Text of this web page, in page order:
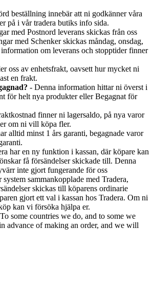
beställning innebär att ni godkänner våra
på i vår tradera butiks info sida.
med Postnord leverans skickas från oss
med Schenker skickas måndag, onsdag,
om leverans och stopptider finner
oss av enhetsfrakt, oavsett hur mycket ni
en frakt.
- Denna information hittar ni överst i
för helt nya produkter eller Begagnat för
finner ni lagersaldo, på nya varor
om ni vill köpa fler.
alltid minst 1 års garanti, begagnade varor
har en ny funktion i kassan, där köpare kan
få försändelser skickade till. Denna
inte gjort fungerande för oss
system sammankopplade med Tradera,
skickas till köparens ordinarie
gjort ett val i kassan hos Tradera. Om ni
kan vi försöka hjälpa er.
some countries we do, and to some we
advance of making an order, and we will